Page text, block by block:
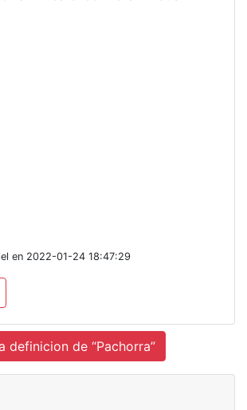
en 2022-01-24 18:47:29
definicion de “Pachorra”